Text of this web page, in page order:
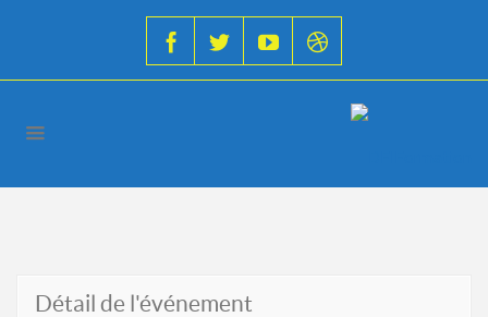
Détail de l'événement